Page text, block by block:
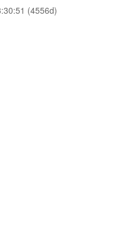
(4556d)